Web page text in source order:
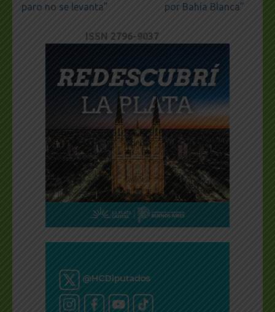
paro no se levanta”
por Bahía Blanca”
ISSN 2796-9037